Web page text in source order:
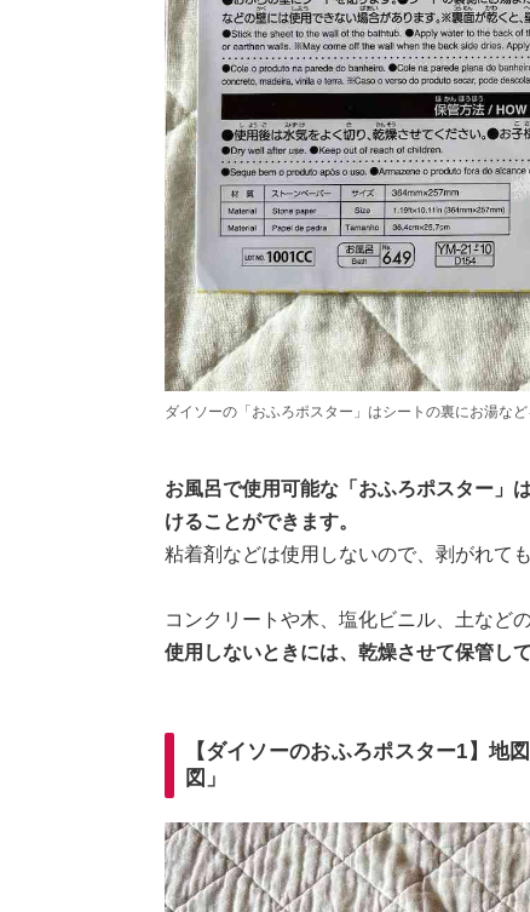
ダイソーの「おふろポスター」はシートの裏にお湯な
お風呂で使用可能な「おふろポスター」
けることができます。
粘着剤などは使用しないので、剥がれて
コンクリートや木、塩化ビニル、土など
使用しないときには、乾燥させて保管し
【ダイソーのおふろポスター1】地
図」